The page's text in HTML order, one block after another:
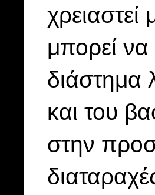
μπορεί να
διάστημα
και του
στην